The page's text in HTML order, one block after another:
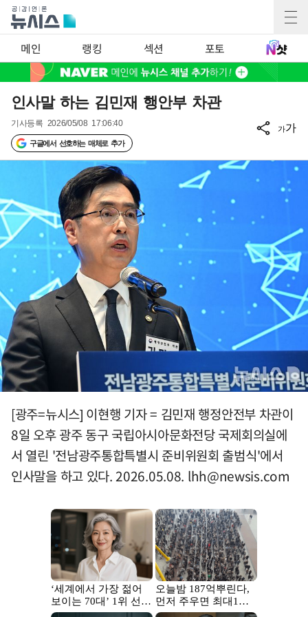
메인 랭킹 섹션 포토
인사말 하는 김민재 행안부 차관
기사등록 2026/05/08 17:06:40
구글에서 선호하는 매체로 추가
가가
[광주=뉴시스] 이현행 기자 = 김민재 행정안전부 차관이
8일 오후 광주 동구 국립아시아문화전당 국제회의실에
서 열린 '전남광주통합특별시 준비위원회 출범식'에서
인사말을 하고 있다. 2026.05.08. lhh@newsis.com